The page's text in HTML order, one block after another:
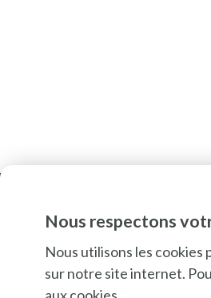
Nous respectons
Nous utilisons les
sur notre site internet.